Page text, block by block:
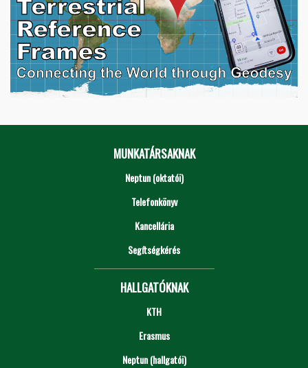
MUNKATÁRSAKNAK
Neptun (oktatói)
Telefonkönyv
Kancellária
Segítségkérés
HALLGATÓKNAK
KTH
Erasmus
Neptun (hallgatói)